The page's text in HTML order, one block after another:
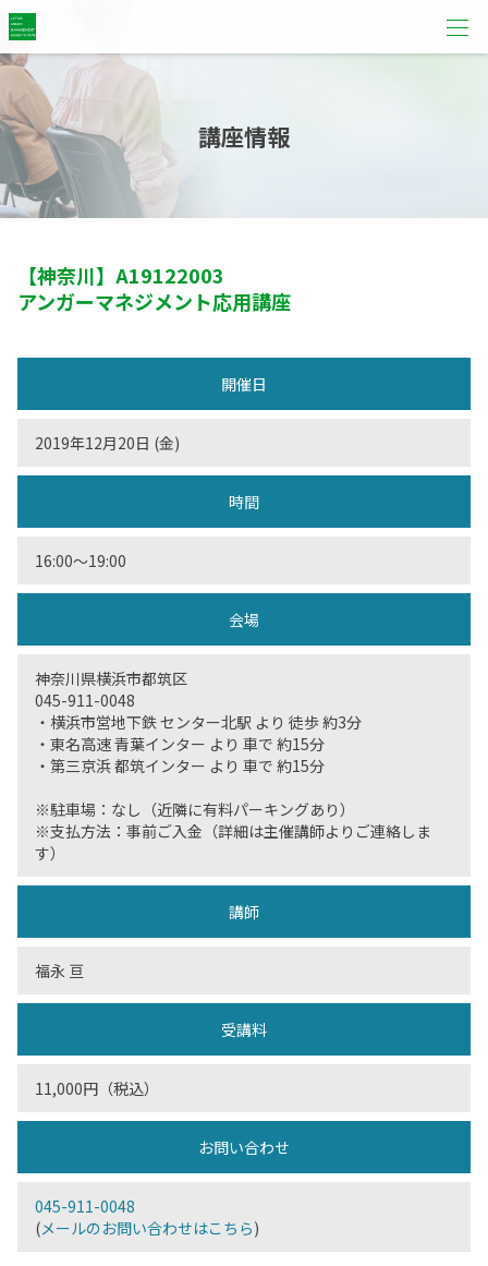
講座情報
【神奈川】 A19122003
アンガーマネジメント応用講座
開催日
2019年12月20日 (金)
時間
16:00〜19:00
会場
神奈川県横浜市都筑区
045-911-0048
・横浜市営地下鉄 センター北駅 より 徒歩 約3分
・東名高速 青葉インター より 車で 約15分
・第三京浜 都筑インター より 車で 約15分
※駐車場：なし（近隣に有料パーキングあり）
※支払方法：事前ご入金（詳細は主催講師よりご連絡しま
す）
講師
福永 亘
受講料
11,000円（税込）
お問い合わせ
045-911-0048
(メールのお問い合わせはこちら)